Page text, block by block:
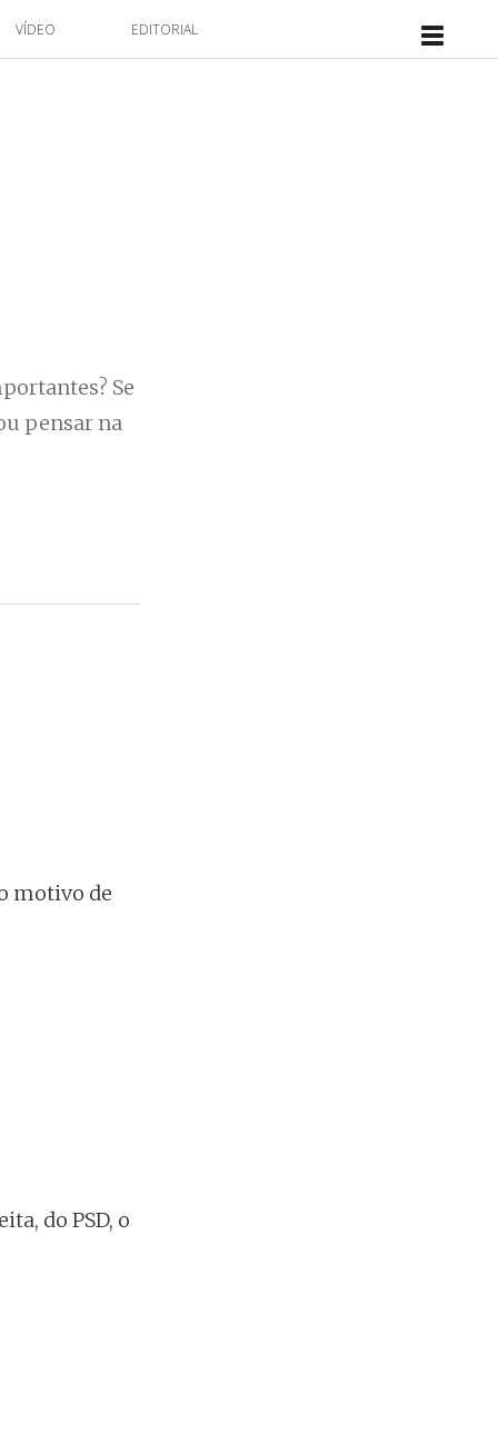
VÍDEO EDITORIAL
Se
pensar na
motivo de
do PSD, o